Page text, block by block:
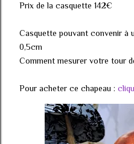
Prix de la casquette 142€
Casquette pouvant convenir
0,5cm
Comment mesurer votre tour
Pour acheter ce chapeau :